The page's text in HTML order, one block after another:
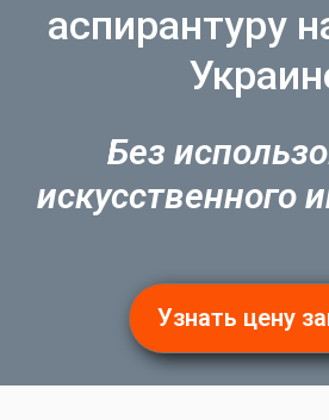
аспирантуру
Без
искусственного
Узнать цену